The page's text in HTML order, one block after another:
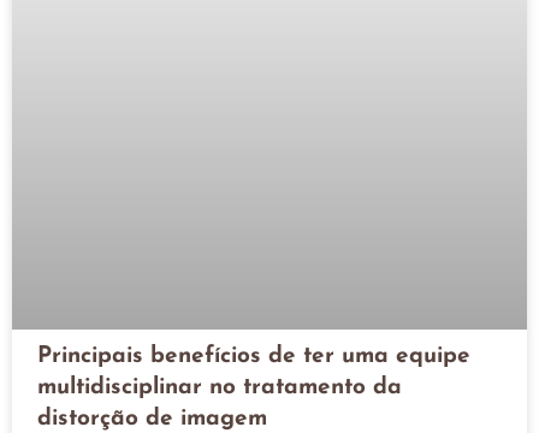
Principais benefícios de ter uma equipe
multidisciplinar no tratamento da
distorção de imagem